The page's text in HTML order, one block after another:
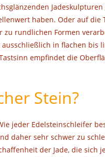
haben. Oder auf die
zu rundlichen Formen
in flachen bis
empfindet die
Stein?
jeder Edelsteinschleifer
daher sehr schwer zu
der Jade, die sich